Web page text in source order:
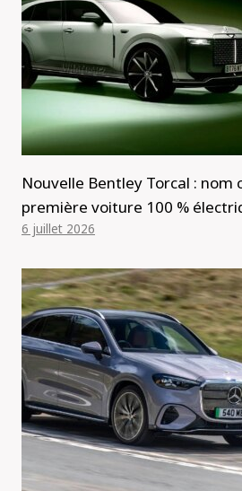
Nouvelle Bentley Torcal : nom
première voiture 100 %
6 juillet 2026